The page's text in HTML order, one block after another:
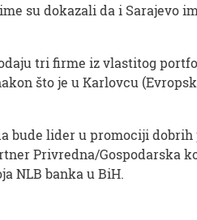
su dokazali da i Sarajevo
tri firme iz vlastitog
što je u Karlovcu
bude lider u promociji
Privredna/Gospodarska
NLB banka u BiH.